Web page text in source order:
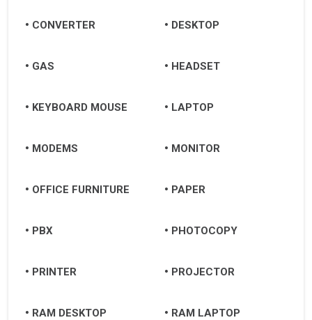
CONVERTER DESKTOP
GAS HEADSET
KEYBOARD MOUSE LAPTOP
MODEMS MONITOR
OFFICE FURNITURE PAPER
PBX PHOTOCOPY
PRINTER PROJECTOR
RAM DESKTOP RAM LAPTOP